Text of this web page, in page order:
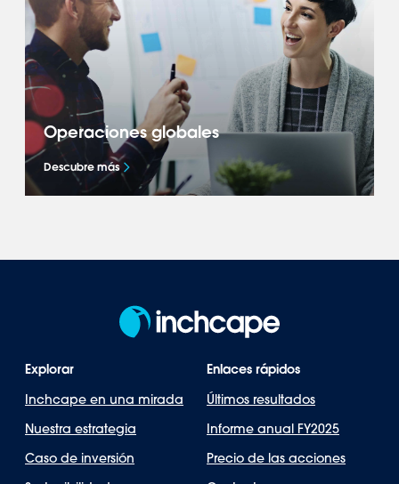
transición hacia la movilidad global
mediante nuestros compromisos de
sostenibilidad.
Operaciones globales
Descubre más
Descubre cómo representamos reconocidas
Explorar
Inchcape en una mirada
Nuestra estrategia
Caso de inversión
Enlaces rápidos
Últimos resultados
Informe anual FY2025
Precio de las acciones